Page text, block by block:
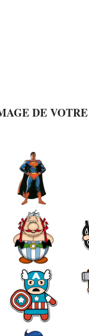
DE